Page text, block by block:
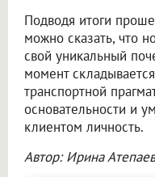
Подводя итоги
можно сказать, что
свой уникальный
момент
транспортной
основательности и
клиентом личность.
Автор: Ирина